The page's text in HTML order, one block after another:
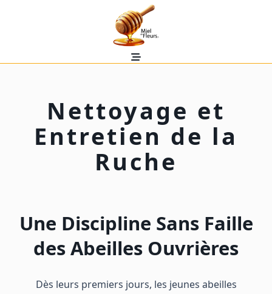
Skip
to
content
Nettoyage et
Entretien de la
Ruche
Une Discipline Sans Faille
des Abeilles Ouvrières
Dès leurs premiers jours, les jeunes abeilles